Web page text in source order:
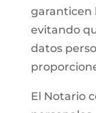
garanticen
evitando
datos
El Notario